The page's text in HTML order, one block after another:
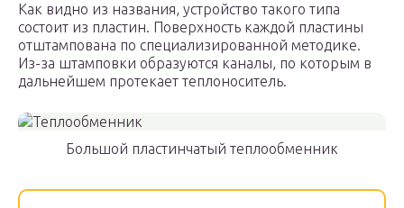
Как видно из названия, устройство такого типа
состоит из пластин. Поверхность каждой пластины
отштампована по специализированной методике.
Из-за штамповки образуются каналы, по которым в
дальнейшем протекает теплоноситель.
Большой пластинчатый теплообменник